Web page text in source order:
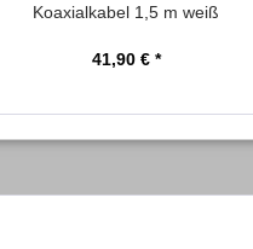
Koaxialkabel 1,5 m weiß
41,90 € *